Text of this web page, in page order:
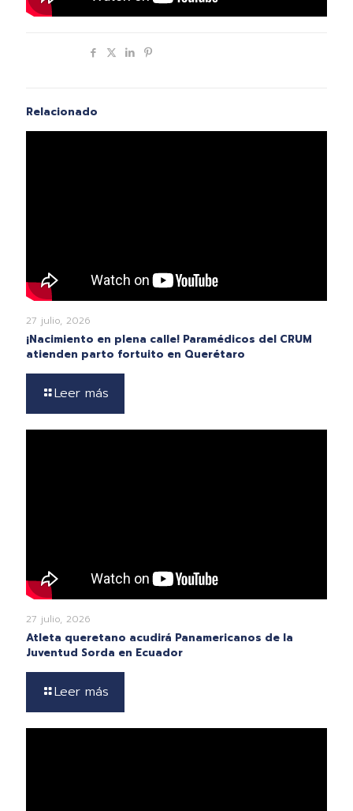
Relacionado
27 julio, 2026
¡Nacimiento en plena calle! Paramédicos del CRUM
atienden parto fortuito en Querétaro
Leer más
27 julio, 2026
Atleta queretano acudirá Panamericanos de la
Juventud Sorda en Ecuador
Leer más